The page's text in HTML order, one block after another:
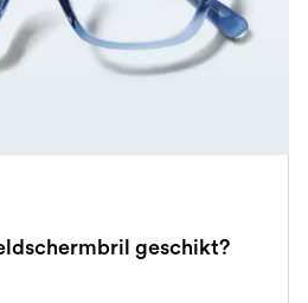
geschikt?